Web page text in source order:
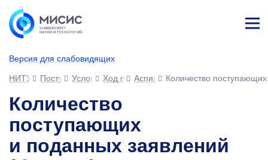
Версия для слабовидящих
ине
НИТУ МИСИСПоступающимУсловия приемаХод приемной кампании
АспирантураКоличество
Количество
поступающих
и поданных заявлений